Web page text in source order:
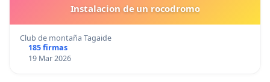
Instalacion de un rocodromo
Club de montaña Tagaide
185 firmas
19 Mar 2026